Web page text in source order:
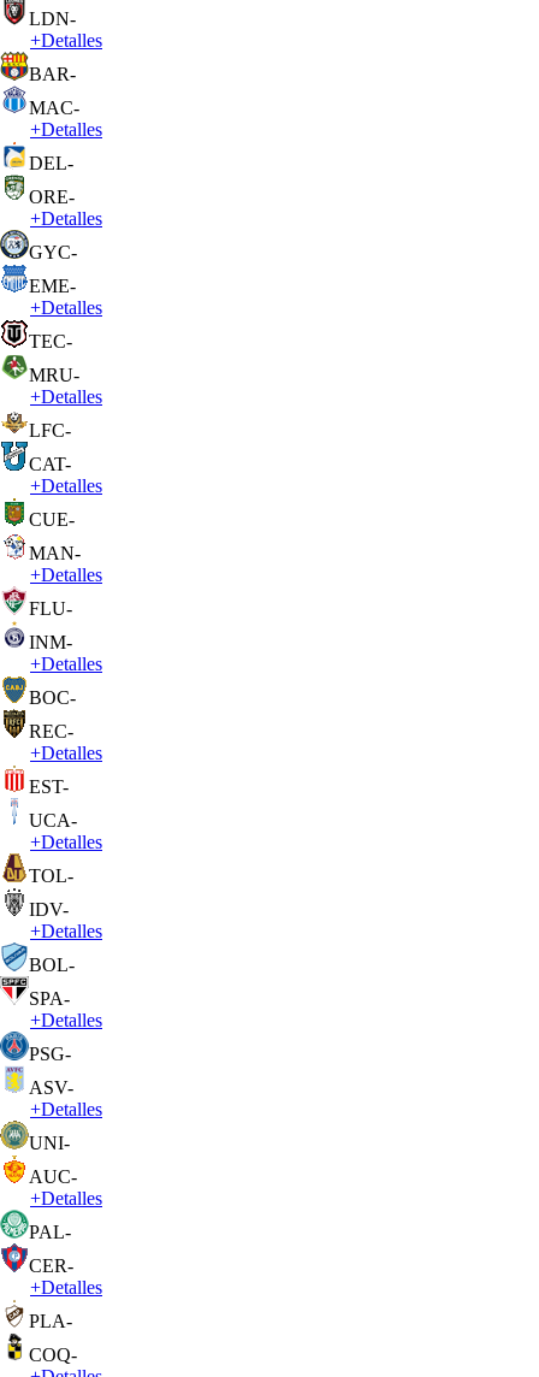
LDN-
+Detalles
BAR-
MAC-
+Detalles
DEL-
ORE-
+Detalles
GYC-
EME-
+Detalles
TEC-
MRU-
+Detalles
LFC-
CAT-
+Detalles
CUE-
MAN-
+Detalles
FLU-
INM-
+Detalles
BOC-
REC-
+Detalles
EST-
UCA-
+Detalles
TOL-
IDV-
+Detalles
BOL-
SPA-
+Detalles
PSG-
ASV-
+Detalles
UNI-
AUC-
+Detalles
PAL-
CER-
+Detalles
PLA-
COQ-